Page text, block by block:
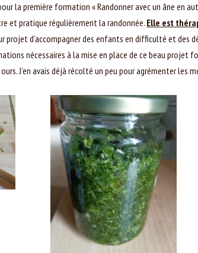
la première formation « Randonner avec un âne en
et pratique régulièrement la randonnée. Elle est
projet d’accompagner des enfants en difficulté et des
nécessaires à la mise en place de ce beau projet
J’en avais déjà récolté un peu pour agrémenter